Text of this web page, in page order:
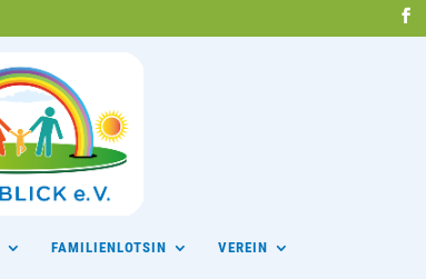
FAMILIENLOTSIN VEREIN